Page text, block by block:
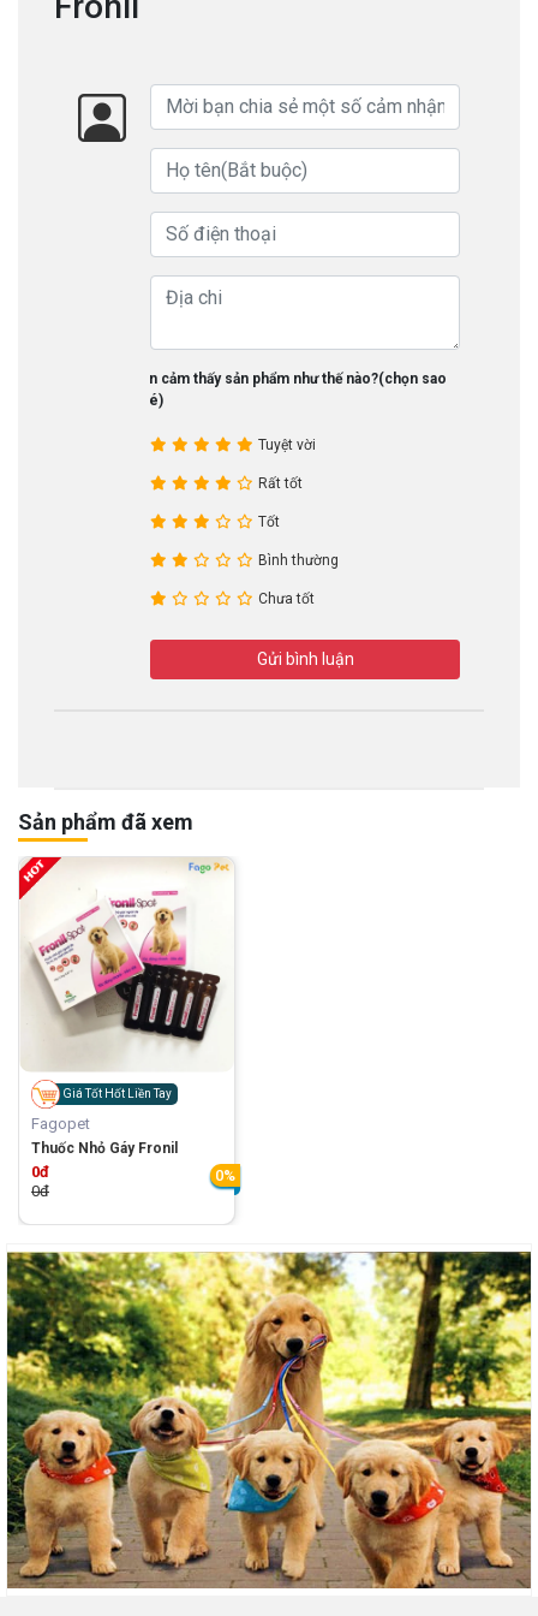
Bạn cảm thấy sản phẩm như thế nào?(chọn sao
nhé)
Tuyệt vời
Rất tốt
Tốt
Bình thường
Chưa tốt
Gửi bình luận
Sản phẩm đã xem
Giá Tốt Hốt Liền Tay
Fagopet
Thuốc Nhỏ Gáy Fronil
0đ
0đ
0%